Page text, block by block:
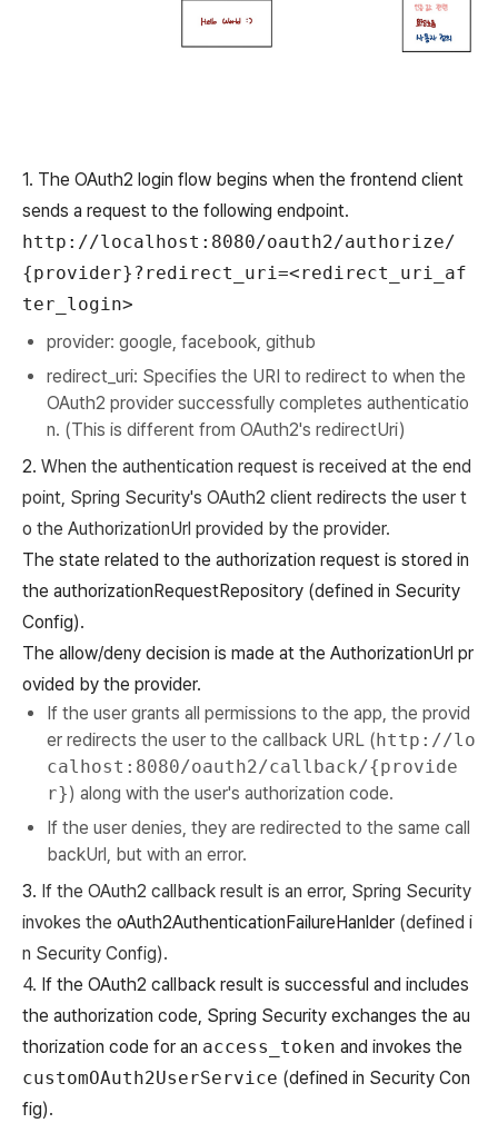
1. The OAuth2 login flow begins when the frontend client
sends a request to the following endpoint.
http://localhost:8080/oauth2/authorize/
{provider}?redirect_uri=<redirect_uri_af
ter_login>
provider: google, facebook, github
redirect_uri: Specifies the URI to redirect to when the
OAuth2 provider successfully completes authenticatio
n. (This is different from OAuth2's redirectUri)
2. When the authentication request is received at the end
point, Spring Security's OAuth2 client redirects the user t
o the AuthorizationUrl provided by the provider.
The state related to the authorization request is stored in
the authorizationRequestRepository (defined in Security
Config).
The allow/deny decision is made at the AuthorizationUrl pr
ovided by the provider.
If the user grants all permissions to the app, the provid
er redirects the user to the callback URL (http://lo
calhost:8080/oauth2/callback/{provide
r}) along with the user's authorization code.
If the user denies, they are redirected to the same call
backUrl, but with an error.
3. If the OAuth2 callback result is an error, Spring Security
invokes the oAuth2AuthenticationFailureHanlder (defined i
n Security Config).
4. If the OAuth2 callback result is successful and includes
the authorization code, Spring Security exchanges the au
thorization code for an access_token and invokes the
customOAuth2UserService (defined in Security Con
fig).